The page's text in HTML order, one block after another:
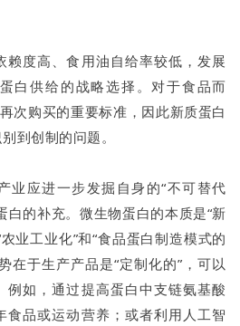
赖度高、食用油自给率较低，发展
白供给的战略选择。对于食品而
次购买的重要标准，因此新质蛋白
到创制的问题。
业应进一步发掘自身的“不可替代
白的补充。微生物蛋白的本质是“新
业工业化”和“食品蛋白制造模式的
在于生产产品是“定制化的”，可以
例如，通过提高蛋白中支链氨基酸
食品或运动营养；或者利用人工智